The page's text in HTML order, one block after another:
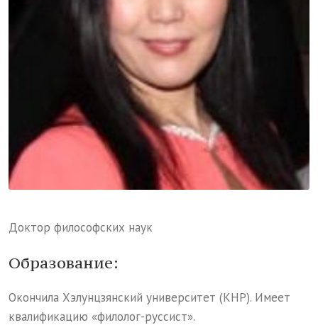
Доктор философских наук
Образование:
Окончила Хэлунцзянский университет (КНР). Имеет
квалификацию «филолог-руссист».